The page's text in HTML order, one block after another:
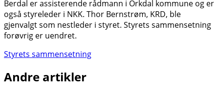
Berdal er assisterende rådmann i Orkdal kommune og er
også styreleder i NKK. Thor Bernstrøm, KRD, ble
gjenvalgt som nestleder i styret. Styrets sammensetning
forøvrig er uendret.
Styrets sammensetning
Andre artikler